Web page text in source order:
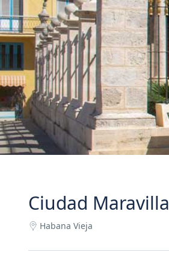
Ciudad Maravilla
Habana Vieja